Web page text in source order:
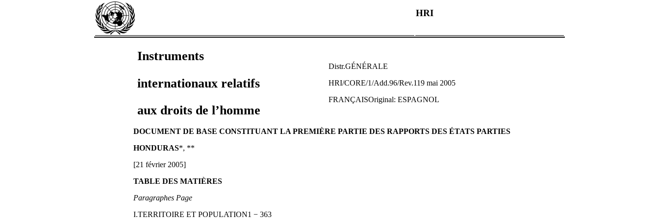
HRI
Instruments
internationaux relatifs
aux droits de l’homme
Distr.GÉNÉRALE
HRI/CORE/1/Add.96/Rev.119 mai 2005
FRANÇAISOriginal: ESPAGNOL
DOCUMENT DE BASE CONSTITUANT LA PREMIÈRE PARTIE DES RAPPORTS DES ÉTATS PARTIES
HONDURAS*, **
[21 février 2005]
TABLE DES MATIÈRES
Paragraphes Page
I.TERRITOIRE ET POPULATION1 − 363